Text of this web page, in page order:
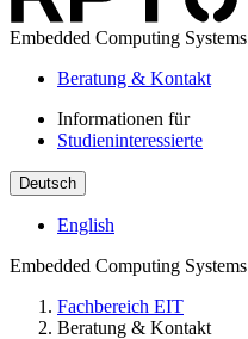
Embedded Computing Systems
Beratung & Kontakt
Informationen für
Studieninteressierte
Deutsch
English
Embedded Computing Systems
Fachbereich EIT
Beratung & Kontakt